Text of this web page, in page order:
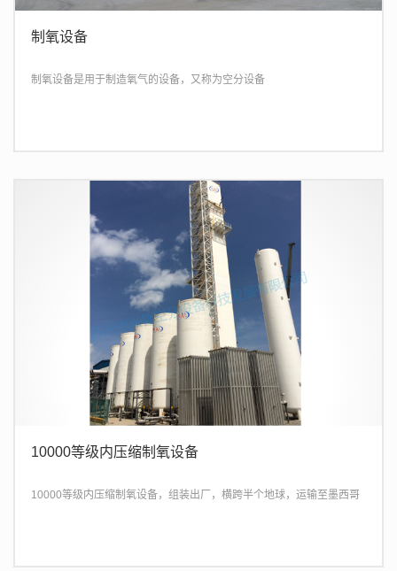
制氧设备
制氧设备是用于制造氧气的设备，又称为空分设备
10000等级内压缩制氧设备
10000等级内压缩制氧设备，组装出厂，横跨半个地球，运输至墨西哥